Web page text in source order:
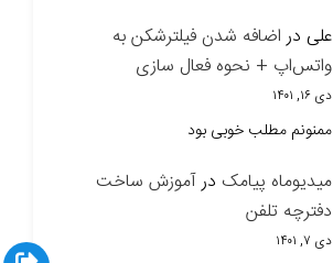
علی دراضافه شدن فیلترشکن به
واتس‌اپ + نحوه فعال سازی
دی ۱۶, ۱۴۰۱
ممنونم مطلب خوبی بود
میدیوماه پیامک درآموزش ساخت
دفترچه تلفن
دی ۷, ۱۴۰۱